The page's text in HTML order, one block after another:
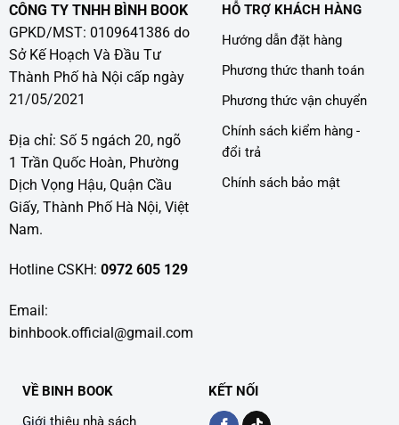
CÔNG TY TNHH BÌNH BOOK
GPKD/MST: 0109641386 do
Sở Kế Hoạch Và Đầu Tư
Thành Phố hà Nội cấp ngày
21/05/2021
Địa chỉ: Số 5 ngách 20, ngõ
1 Trần Quốc Hoàn, Phường
Dịch Vọng Hậu, Quận Cầu
Giấy, Thành Phố Hà Nội, Việt
Nam.
Hotline CSKH: 0972 605 129
Email:
binhbook.official@gmail.com
HỖ TRỢ KHÁCH HÀNG
Hướng dẫn đặt hàng
Phương thức thanh toán
Phương thức vận chuyển
Chính sách kiểm hàng -
đổi trả
Chính sách bảo mật
VỀ BINH BOOK
Giới thiệu nhà sách
KẾT NỐI